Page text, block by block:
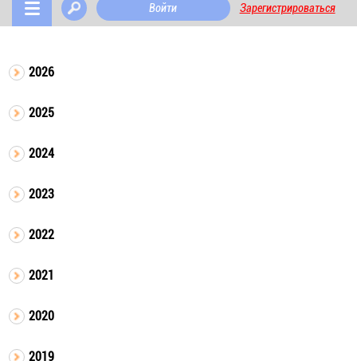
Войти Зарегистрироваться
2026
2025
2024
2023
2022
2021
2020
2019